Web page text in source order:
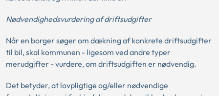
Nødvendighedsvurdering af driftsudgifter
Når en borger søger om dækning af konkrete driftsudgifter
til bil, skal kommunen - ligesom ved andre typer
merudgifter - vurdere, om driftsudgiften er nødvendig.
Det betyder, at lovpligtige og/eller nødvendige